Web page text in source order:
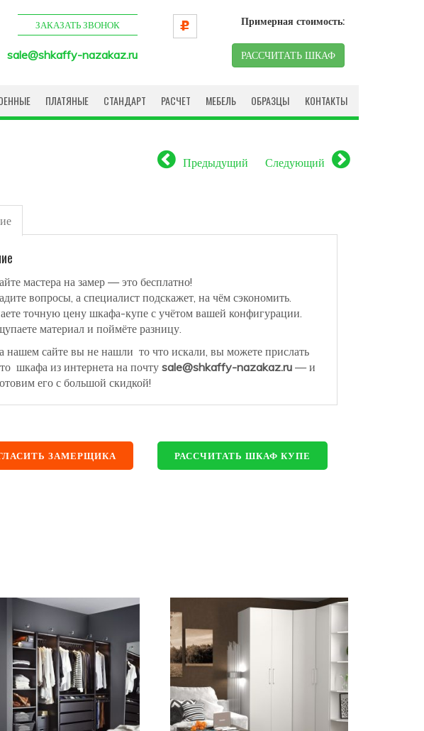
ЗАКАЗАТЬ ЗВОНОК
sale@shkaffy-nazakaz.ru
Примерная стоимость:
РАССЧИТАТЬ ШКАФ
ПЛАТЯНЫЕ СТАНДАРТ РАСЧЕТ МЕБЕЛЬ ОБРАЗЦЫ КОНТАКТЫ
Предыдущий Следующий
мастера на замер — это бесплатно!
вопросы, а специалист подскажет, на чём сэкономить.
точную цену шкафа-купе с учётом вашей конфигурации.
материал и поймёте разницу.
нашем сайте вы не нашли то что искали, вы можете прислать
шкафа из интернета на почтуsale@shkaffy-nazakaz.ru — и
его с большой скидкой!
ЗАМЕРЩИКА РАССЧИТАТЬ ШКАФ КУПЕ